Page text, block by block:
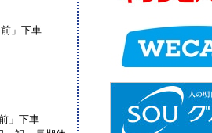
」下車
」下車